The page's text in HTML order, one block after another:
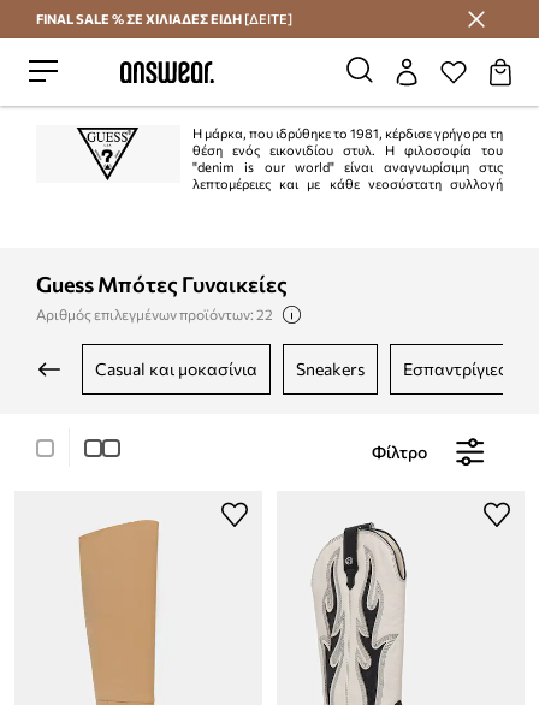
Εξοικονομήστε με το Answear Club
FINAL SALE % ΣΕ ΧΙΛΙΑΔΕΣ ΕΙΔΗ [ΔΕΙΤΕ]
Η μάρκα, που ιδρύθηκε το 1981, κέρδισε γρήγορα τη
θέση ενός εικονιδίου στυλ. Η φιλοσοφία του
"denim is our world" είναι αναγνωρίσιμη στις
λεπτομέρειες και με κάθε νεοσύστατη συλλογή
Guess Μπότες Γυναικείες
Αριθμός επιλεγμένων προϊόντων: 22
casual και μοκασίνια sneakers εσπαντρίγιες
Φίλτρο